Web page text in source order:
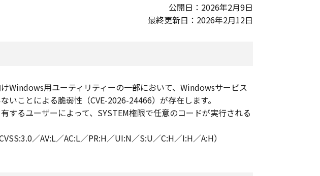
公開日：2026年2月9日
最終更新日：2026年2月12日
Windows用ユーティリティーの一部において、Windowsサービス
いことによる脆弱性（CVE-2026-24466）が存在します。
するユーザーによって、SYSTEM権限で任意のコードが実行される
／AV:L／AC:L／PR:H／UI:N／S:U／C:H／I:H／A:H）